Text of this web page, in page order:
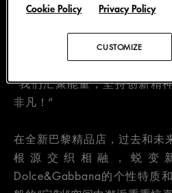
题，涉猎从高堂广厦到精巧馆
“我们汇聚能量，坚持创新精
非凡！”
在全新巴黎精品店，过去和未
根源交织相融，蜕变
Dolce&Gabbana的个性特质
Cookie Policy Privacy Policy
CUSTOMIZE